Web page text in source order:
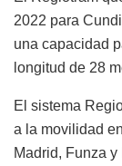
2022 para
una capacidad
longitud de 28
El sistema
a la movilidad
Madrid, Funza